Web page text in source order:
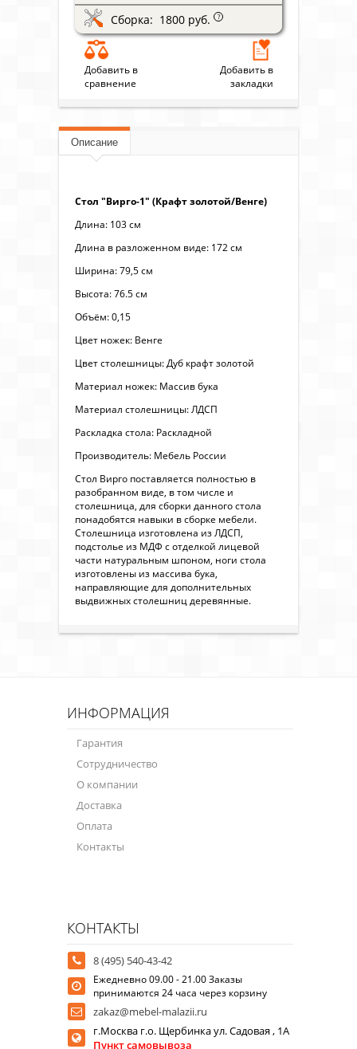
Сборка: 1800 руб.
?
Добавить в
сравнение
Добавить в
закладки
Описание
Стол "Вирго-1" (Крафт золотой/Венге)
Длина: 103 см
Длина в разложенном виде: 172 см
Ширина: 79,5 см
Высота: 76.5 см
Объём: 0,15
Цвет ножек: Венге
Цвет столешницы: Дуб крафт золотой
Материал ножек: Массив бука
Материал столешницы: ЛДСП
Раскладка стола: Раскладной
Производитель: Мебель России
Стол Вирго поставляется полностью в
разобранном виде, в том числе и
столешница, для сборки данного стола
понадобятся навыки в сборке мебели.
Столешница изготовлена из ЛДСП,
подстолье из МДФ с отделкой лицевой
части натуральным шпоном, ноги стола
изготовлены из массива бука,
направляющие для дополнительных
выдвижных столешниц деревянные.
ИНФОРМАЦИЯ
Гарантия
Сотрудничество
О компании
Доставка
Оплата
Контакты
КОНТАКТЫ
8 (495) 540-43-42
Ежедневно 09.00 - 21.00 Заказы
принимаются 24 часа через корзину
zakaz@mebel-malazii.ru
г.Москва г.о. Щербинка ул. Садовая , 1А
Пункт самовывоза